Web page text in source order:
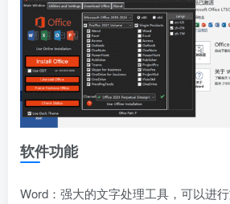
软件功能
Word：强大的文字处理工具，可以进